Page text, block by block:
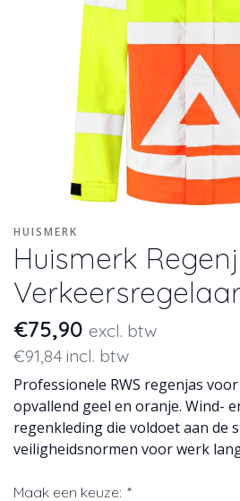
HUISMERK
Huismerk
€75,90 excl. btw
€91,84 incl. btw
Professionele RWS regenjas
opvallend geel en oranje. Wind-
regenkleding die voldoet aan de
veiligheidsnormen voor werk
Maak een keuze: *